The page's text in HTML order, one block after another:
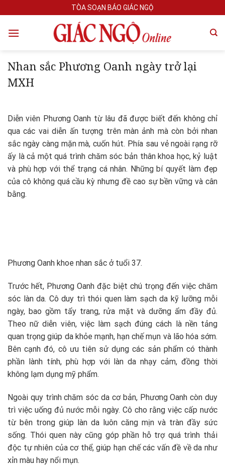
to
content
TÒA SOẠN BÁO GIÁC NGỘ
Nhan sắc Phương Oanh ngày trở lại
MXH
Diễn viên Phương Oanh từ lâu đã được biết đến không chỉ
qua các vai diễn ấn tượng trên màn ảnh mà còn bởi nhan
sắc ngày càng mặn mà, cuốn hút. Phía sau vẻ ngoài rạng rỡ
ấy là cả một quá trình chăm sóc bản thân khoa học, kỷ luật
và phù hợp với thể trạng cá nhân. Những bí quyết làm đẹp
của cô không quá cầu kỳ nhưng đề cao sự bền vững và cân
bằng.
Phương Oanh khoe nhan sắc ở tuổi 37.
Trước hết, Phương Oanh đặc biệt chú trọng đến việc chăm
sóc làn da. Cô duy trì thói quen làm sạch da kỹ lưỡng mỗi
ngày, bao gồm tẩy trang, rửa mặt và dưỡng ẩm đầy đủ.
Theo nữ diễn viên, việc làm sạch đúng cách là nền tảng
quan trọng giúp da khỏe mạnh, hạn chế mụn và lão hóa sớm.
Bên cạnh đó, cô ưu tiên sử dụng các sản phẩm có thành
phần lành tính, phù hợp với làn da nhạy cảm, đồng thời
không lạm dụng mỹ phẩm.
Ngoài quy trình chăm sóc da cơ bản, Phương Oanh còn duy
trì việc uống đủ nước mỗi ngày. Cô cho rằng việc cấp nước
từ bên trong giúp làn da luôn căng mịn và tràn đầy sức
sống. Thói quen này cũng góp phần hỗ trợ quá trình thải
độc tự nhiên của cơ thể, giúp hạn chế các vấn đề về da như
xỉn màu hay nổi mụn.